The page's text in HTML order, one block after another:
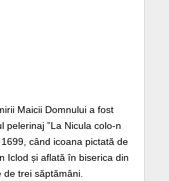
Maicii Domnului a fost
pelerinaj ”La Nicula colo-n
când icoana pictată de
Iclod și aflată în biserica din
trei săptămâni.